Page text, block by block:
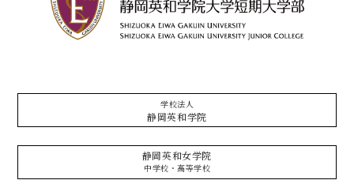
学校法人
静岡英和学院
静岡英和女学院
中学校・高等学校